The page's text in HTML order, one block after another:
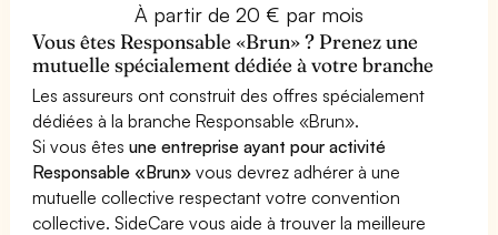
À partir de 20 € par mois
Vous êtes Responsable «Brun» ? Prenez une
mutuelle spécialement dédiée à votre branche
Les assureurs ont construit des offres spécialement
dédiées à la branche Responsable «Brun».
Si vous êtesune entreprise ayant pour activité
Responsable «Brun» vous devrez adhérer à une
mutuelle collective respectant votre convention
collective. SideCare vous aide à trouver la meilleure